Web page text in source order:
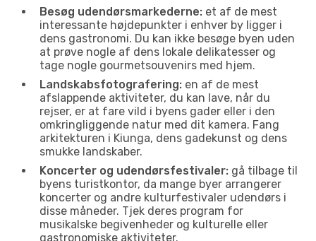
Besøg udendørsmarkederne: et af de mest
interessante højdepunkter i enhver by ligger i
dens gastronomi. Du kan ikke besøge byen uden
at prøve nogle af dens lokale delikatesser og
tage nogle gourmetsouvenirs med hjem.
Landskabsfotografering: en af de mest
afslappende aktiviteter, du kan lave, når du
rejser, er at fare vild i byens gader eller i den
omkringliggende natur med dit kamera. Fang
arkitekturen i Kiunga, dens gadekunst og dens
smukke landskaber.
Koncerter og udendørsfestivaler: gå tilbage til
byens turistkontor, da mange byer arrangerer
koncerter og andre kulturfestivaler udendørs i
disse måneder. Tjek deres program for
musikalske begivenheder og kulturelle eller
gastronomiske aktiviteter.